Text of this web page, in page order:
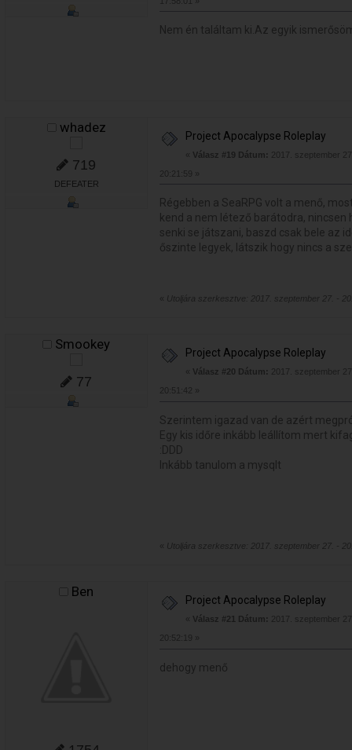
Nem én találtam ki.Az egyik
whadez
719
DEFEATER
Project Apocalypse Roleplay
« Válasz #19 Dátum:
2017. szeptember
20:21:59 »
Régebben a SeaRPG volt a menő,
kend a nem létező barátodra,
senki se játszani, baszd csak bele az
őszinte legyek, látszik hogy nincs a
« Utoljára szerkesztve: 2017. szeptember 27. -
Smookey
77
Project Apocalypse Roleplay
« Válasz #20 Dátum:
2017. szeptember
20:51:42 »
Szerintem igazad van de azért
Egy kis időre inkább leállítom mert
:DDD
Inkább tanulom a mysqlt
« Utoljára szerkesztve: 2017. szeptember 27. -
Ben
Project Apocalypse Roleplay
« Válasz #21 Dátum:
2017. szeptember
20:52:19 »
dehogy menő